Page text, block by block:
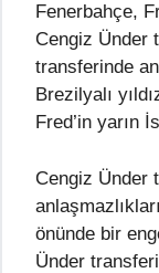
Fenerbahçe,
Cengiz Ünder
transferinde
Brezilyalı
Fred’in yarın
Cengiz Ünder
önünde bir
Ünder